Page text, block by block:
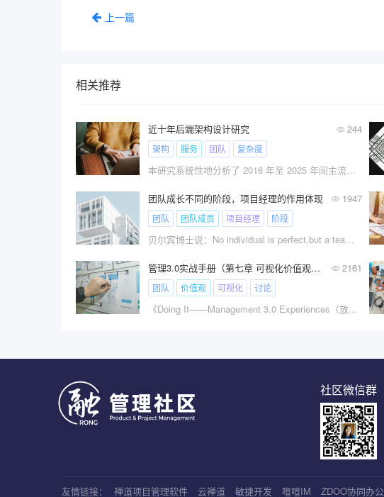
上一篇
相关推荐
近十年后端架构设计研究 244
架构 服务 团队 复杂度
本研究系统性地分析了 2016 年至 2025 年间主流后端架构范式的演进轨迹。
团队成长不同的阶段，项目经理的作用体现 1947
团队 团队成员 项目经理 阶段
贝尔宾博士说：No individual is perfect,but a team can be！意思是说：没有完美的个人，但有完美的团队！
管理3.0实战手册（第七章 可视化价值观，给团队起名） 2161
团队 价值观 可视化 讨论
《Doing It——Management 3.0 Experiences（放手去做——管理3.0实战手册）》是Ralph Van Roosmalen撰写的关于如何实践管理3.0的一本书。今天分享的是第七章：可视化价值观，给团队起名。
社区微信群
友情链接： 禅道项目管理软件 云禅道 敏捷开发 喧喧IM ZDOO协同办公